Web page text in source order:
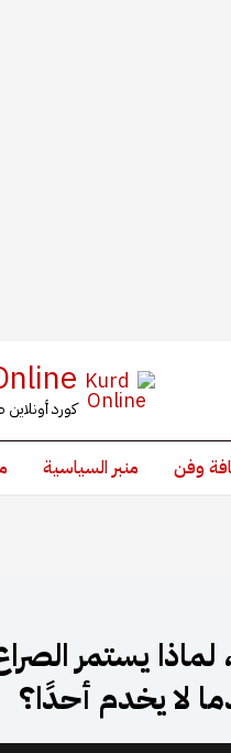
كورد
وفن منبر السياسية
لماذا يستمر
لا يخدم أحدًا؟